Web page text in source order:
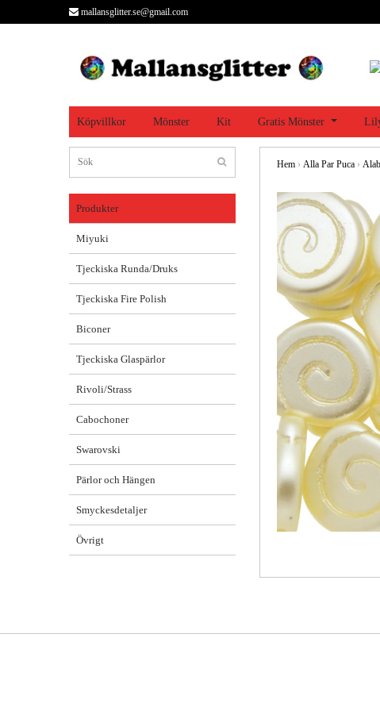
mallansglitter.se@gmail.com
Köpvillkor Mönster Kit Gratis Mönster
Produkter
Miyuki
Tjeckiska Runda/Druks
Tjeckiska Fire Polish
Biconer
Tjeckiska Glaspärlor
Rivoli/Strass
Cabochoner
Swarovski
Pärlor och Hängen
Smyckesdetaljer
Övrigt
Hem › Alla Par Puca ›